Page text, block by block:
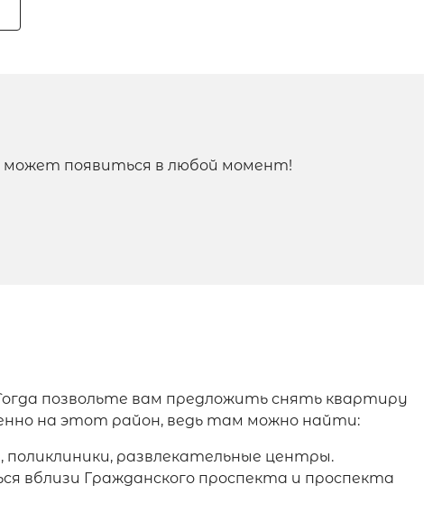
может появиться в любой момент!
позвольте вам предложить снять квартиру
на этот район, ведь там можно найти:
развлекательные центры.
вблизи Гражданского проспекта и проспекта